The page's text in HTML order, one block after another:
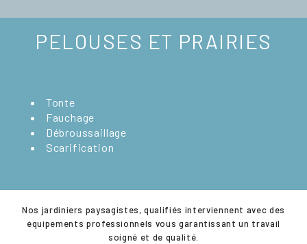
PELOUSES ET PRAIRIES
Tonte
Fauchage
Débroussaillage
Scarification
​Nos jardiniers paysagistes, qualifiés interviennent avec des
équipements professionnels vous garantissant un travail
soigné et de qualité.